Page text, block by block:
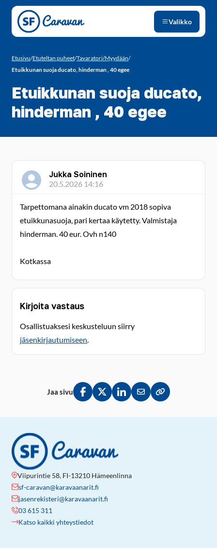
Siirry sivun sisältöön
Valikko
Etusivu/Etuteltan puheet/Tavaratori/Myydään/
Etuikkunan suoja ducato, hinderman , 40 egee
Etuikkunan suoja ducato,
hinderman , 40 egee
Jukka Soininen
20.5.2026 14:16
Tarpettomana ainakin ducato vm 2018 sopiva
etuikkunasuoja, pari kertaa käytetty. Valmistaja
hinderman. 40 eur. Ovh n140
Kotkassa
Kirjoita vastaus
Osallistuaksesi keskusteluun siirry
jäsenkirjautumiseen.
Jaa sivu
Jaa Facebookissa
Jaa Twitterissä
Jaa LinkedInissä
Jaa sähköpostitse
Kopioi linkki
Viipurintie 58, FI-13210 Hämeenlinna
sf-caravan@karavaanarit.fi
jasenrekisteri@karavaanarit.fi
03 615 311
Katso kaikki yhteystiedot